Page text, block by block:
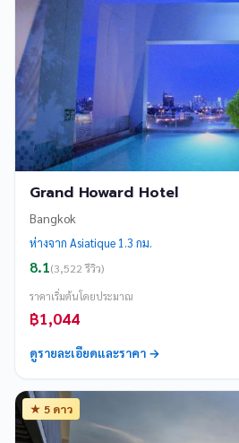
Grand Howard Hotel
Bangkok
ห่างจาก Asiatique 1.3 กม.
8.1(3,522 รีวิว)
ราคาเริ่มต้นโดยประมาณ
฿1,044
ดูรายละเอียดและราคา →
★ 5 ดาว